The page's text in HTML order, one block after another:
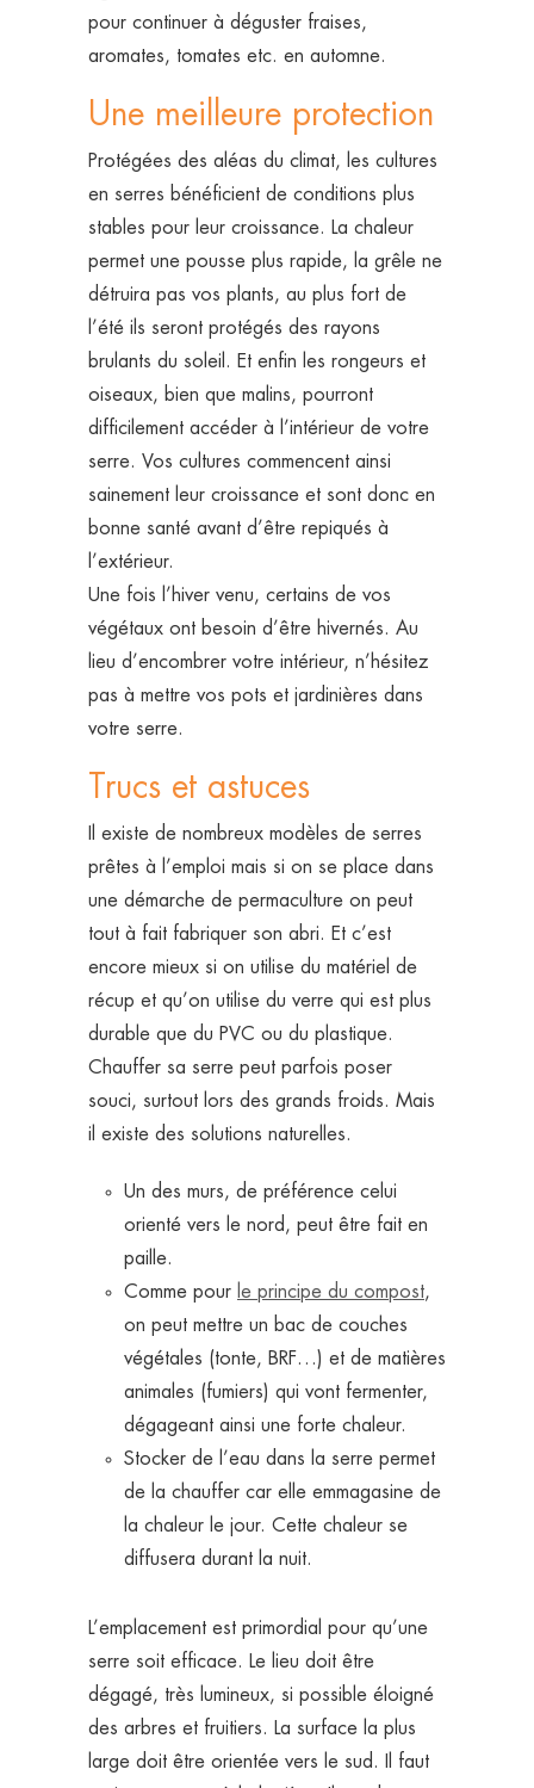
pour continuer à déguster fraises,
aromates, tomates etc. en automne.
Une meilleure protection
Protégées des aléas du climat, les cultures
en serres bénéficient de conditions plus
stables pour leur croissance. La chaleur
permet une pousse plus rapide, la grêle ne
détruira pas vos plants, au plus fort de
l’été ils seront protégés des rayons
brulants du soleil. Et enfin les rongeurs et
oiseaux, bien que malins, pourront
difficilement accéder à l’intérieur de votre
serre. Vos cultures commencent ainsi
sainement leur croissance et sont donc en
bonne santé avant d’être repiqués à
l’extérieur.
Une fois l’hiver venu, certains de vos
végétaux ont besoin d’être hivernés. Au
lieu d’encombrer votre intérieur, n’hésitez
pas à mettre vos pots et jardinières dans
votre serre.
Trucs et astuces
Il existe de nombreux modèles de serres
prêtes à l’emploi mais si on se place dans
une démarche de permaculture on peut
tout à fait fabriquer son abri. Et c’est
encore mieux si on utilise du matériel de
récup et qu’on utilise du verre qui est plus
durable que du PVC ou du plastique.
Chauffer sa serre peut parfois poser
souci, surtout lors des grands froids. Mais
il existe des solutions naturelles.
Un des murs, de préférence celui
orienté vers le nord, peut être fait en
paille.
Comme pour le principe du compost,
on peut mettre un bac de couches
végétales (tonte, BRF…) et de matières
animales (fumiers) qui vont fermenter,
dégageant ainsi une forte chaleur.
Stocker de l’eau dans la serre permet
de la chauffer car elle emmagasine de
la chaleur le jour. Cette chaleur se
diffusera durant la nuit.
L’emplacement est primordial pour qu’une
serre soit efficace. Le lieu doit être
dégagé, très lumineux, si possible éloigné
des arbres et fruitiers. La surface la plus
large doit être orientée vers le sud. Il faut